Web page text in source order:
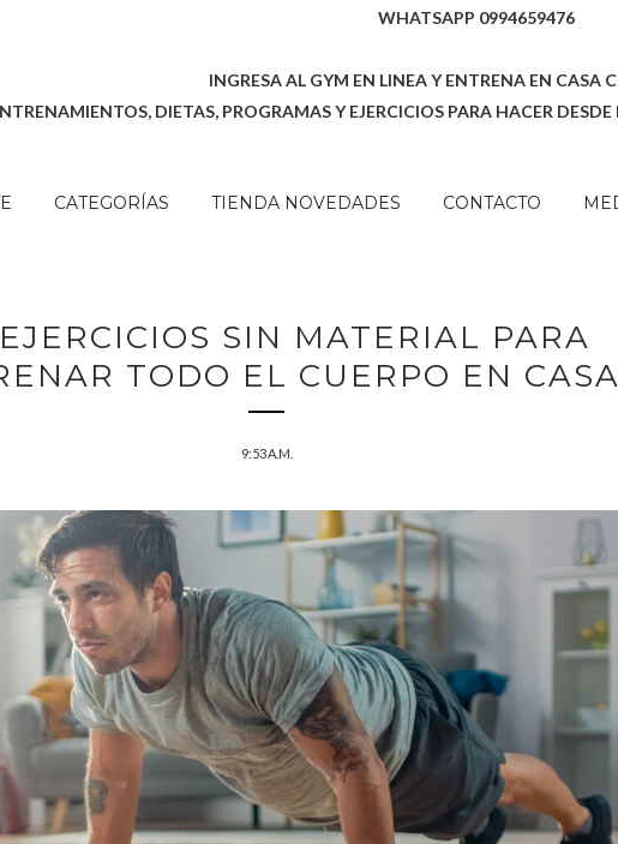
WHATSAPP 0994659476
INGRESA AL GYM EN LINEA Y ENTRENA EN CASA
DIETAS, PROGRAMAS Y EJERCICIOS PARA HACER
CATEGORÍAS TIENDA NOVEDADES CONTACTO
SIN MATERIAL PARA
TODO EL CUERPO EN CASA
9:53 A.M.